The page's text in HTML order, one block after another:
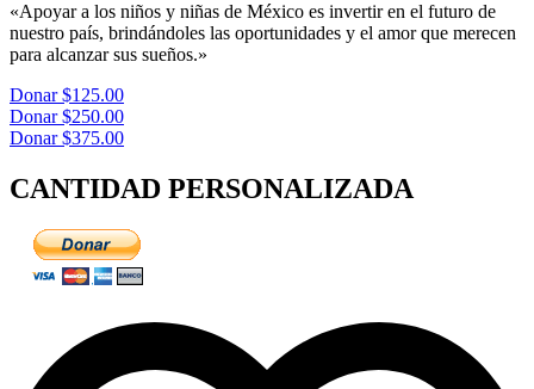
«Apoyar a los niños y niñas de México es invertir en el futuro de
nuestro país, brindándoles las oportunidades y el amor que merecen
para alcanzar sus sueños.»
Donar $125.00
Donar $250.00
Donar $375.00
CANTIDAD PERSONALIZADA